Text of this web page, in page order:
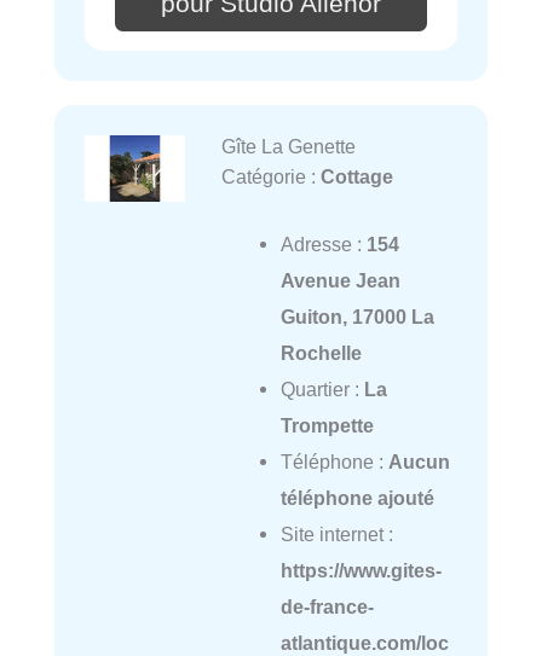
Gîte La Genette
Catégorie : Cottage
Adresse : 154
Avenue Jean
Guiton, 17000 La
Rochelle
Quartier : La
Trompette
Téléphone : Aucun
téléphone ajouté
Site internet :
https://www.gites-
de-france-
atlantique.com/loc